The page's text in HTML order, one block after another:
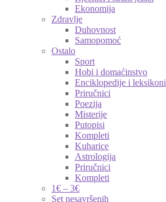
Ekonomija
Zdravlje
Duhovnost
Samopomoć
Ostalo
Sport
Hobi i domaćinstvo
Enciklopedije i leksikoni
Priručnici
Poezija
Misterije
Putopisi
Kompleti
Kuharice
Astrologija
Priručnici
Kompleti
1€ – 3€
Set nesavršenih